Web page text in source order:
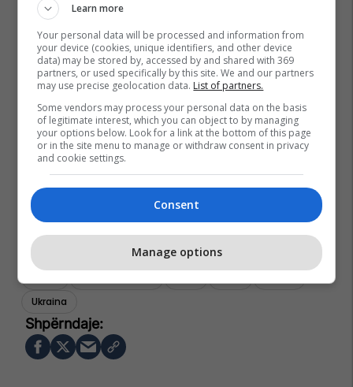
Ukraina
Learn more
Your personal data will be processed and information from
your device (cookies, unique identifiers, and other device
data) may be stored by, accessed by and shared with 369
partners, or used specifically by this site. We and our partners
may use precise geolocation data. List of partners.
Some vendors may process your personal data on the basis
of legitimate interest, which you can object to by managing
your options below. Look for a link at the bottom of this page
or in the site menu to manage or withdraw consent in privacy
and cookie settings.
Consent
Manage options